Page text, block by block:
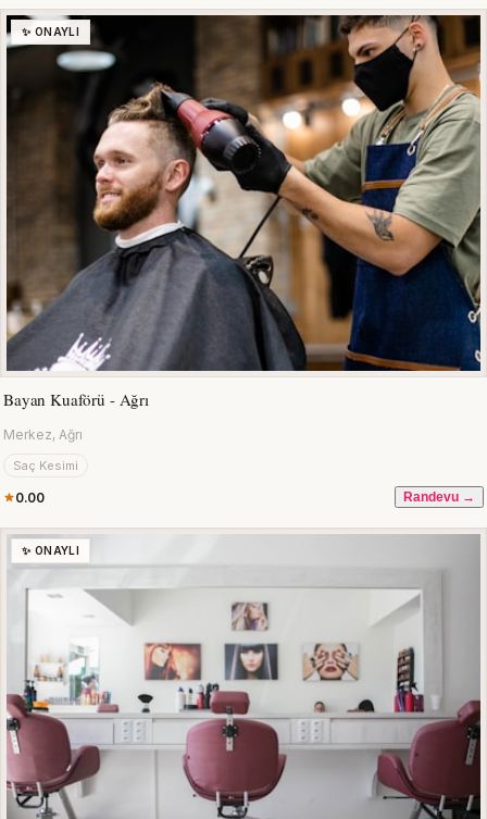
✨ ONAYLI
Bayan Kuaförü - Ağrı
Merkez, Ağrı
Saç Kesimi
0.00 Randevu →
✨ ONAYLI